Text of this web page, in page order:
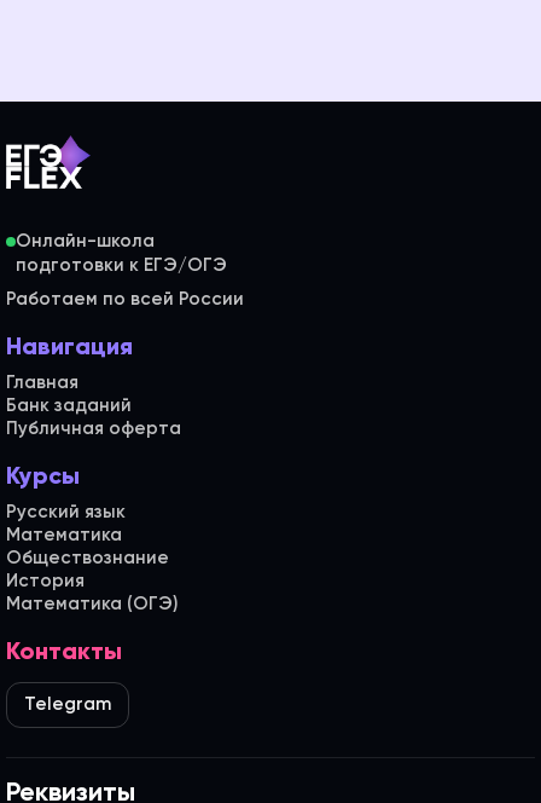
Онлайн-школа
Работаем по всей России
Навигация
Главная
Банк заданий
Публичная оферта
Курсы
Русский язык
Математика
Обществознание
История
Математика (ОГЭ)
Контакты
Telegram
Реквизиты